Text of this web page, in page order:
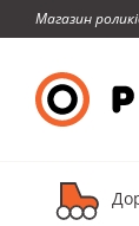
Магазин